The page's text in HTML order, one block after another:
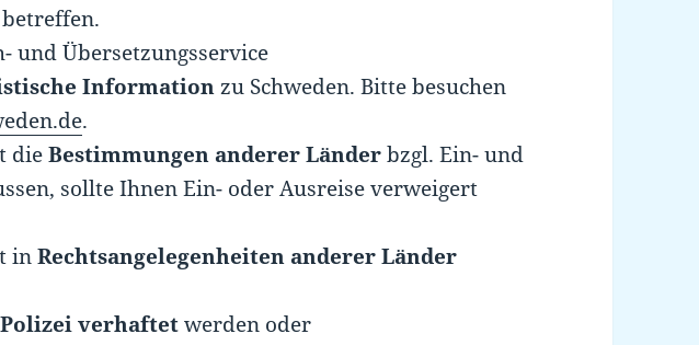
und Übersetzungsservice
Informationzu Schweden. Bitte besuchen
.
dieBestimmungen anderer Länderbzgl. Ein- und
sollte Ihnen Ein- oder Ausreise verweigert
inRechtsangelegenheiten anderer Länder
Polizei verhaftetwerden oder